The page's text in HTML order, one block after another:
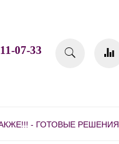
07-33
- ГОТОВЫЕ РЕШЕНИЯ